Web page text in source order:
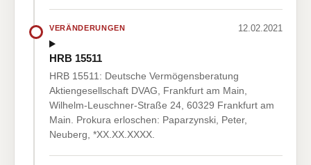
VERÄNDERUNGEN 12.02.2021
HRB 15511
HRB 15511: Deutsche Vermögensberatung
Aktiengesellschaft DVAG, Frankfurt am Main,
Wilhelm-Leuschner-Straße 24, 60329 Frankfurt am
Main. Prokura erloschen: Paparzynski, Peter,
Neuberg, *XX.XX.XXXX.